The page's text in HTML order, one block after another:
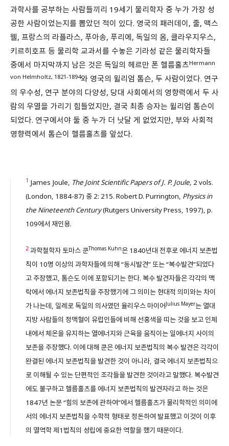
과학사를 공부하는 사람들끼리 19세기 물리학자 중 누가 가장 성
공한 사람이었는지를 뽑았던 적이 있다. 영국의 패러데이, 줄, 맥스
웰, 프랑스의 라플라스, 푸아송, 푸리에, 독일의 옴, 클라우지우스,
키르히호프 등 물리학 교과서를 수놓은 기라성 같은 물리학자들
중에서 마지막까지 남은 것은 독일의 헤르만 폰 헬름홀츠Hermann
von Helmholtz, 1821-1894와 영국의 윌리엄 톰슨, 두 사람이었다. 연구
의 우수성, 연구 분야의 다양성, 당대 사회에서의 영향력에서 두 사
람의 우열을 가리기 힘들었지만, 결국 최종 승자는 윌리엄 톰슨이
되었다. 연구에서야 둘 중 누가 더 낫달 게 없었지만, 부와 사회적
영향력에서 톰슨이 헬름홀츠를 앞섰다.
1 James Joule, The Joint Scientific Papers of J. P. Joule, 2 vols.
(London, 1884-87) 중 2: 215. Robert D. Purrington, Physics in
the Nineteenth Century(Rutgers University Press, 1997), p.
109에서 재인용.
2 과학철학자 토마스 쿤Thomas Kuhn은 1840년대 전후로 에너지 보존법
칙이 10명 이상의 과학자들에 의해 “동시발견” 또는 “복수발견”되었다
고 주장했고, 톰슨도 이에 포함되기는 한다. 복수 발견자들은 각각의 맥
락에서 에너지 보존법칙을 주장했기에 그 의미는 현대적 의미와는 차이
가 나는데, 일례로 독일의 의사였던 율리우스 마이어Julius Mayer는 열대
지방 사람들의 정맥혈이 유럽인들에 비해 선홍색을 띠는 것을 보고 인체
내에서 체온을 유지하는 열에너지와 근육을 움직이는 일에너지 사이의
보존을 주장했다. 이에 대해 쿤은 에너지 보존법칙의 복수 발견은 각각이
완결된 에너지 보존법칙을 발견한 것이 아니라, 결국 에너지 보존법칙으
로 이해될 수 있는 단편적인 조각들을 발견한 것이라고 말했다. 복수발견
에도 불구하고 헬름홀츠를 에너지 보존법칙의 발견자라고 하는 것은
1847년 논문 “힘의 보존에 관하여”에서 헬름홀츠가 물리학적인 의미에
서의 에너지 보존법칙을 수학적 형태로 정돈하여 발표했고 이것이 이후
의 열역학 제1법칙의 성립에 중요한 역할을 했기 때문이다.